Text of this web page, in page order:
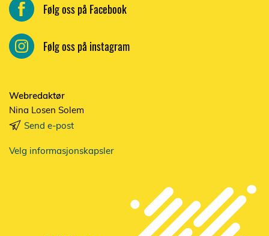
Følg oss på Facebook
Følg oss på instagram
Webredaktør
Nina Losen Solem
Send e-post
Velg informasjonskapsler